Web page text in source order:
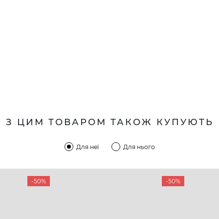
З ЦИМ ТОВАРОМ ТАКОЖ КУПУЮТЬ
Для неї Для нього
-50% -50%